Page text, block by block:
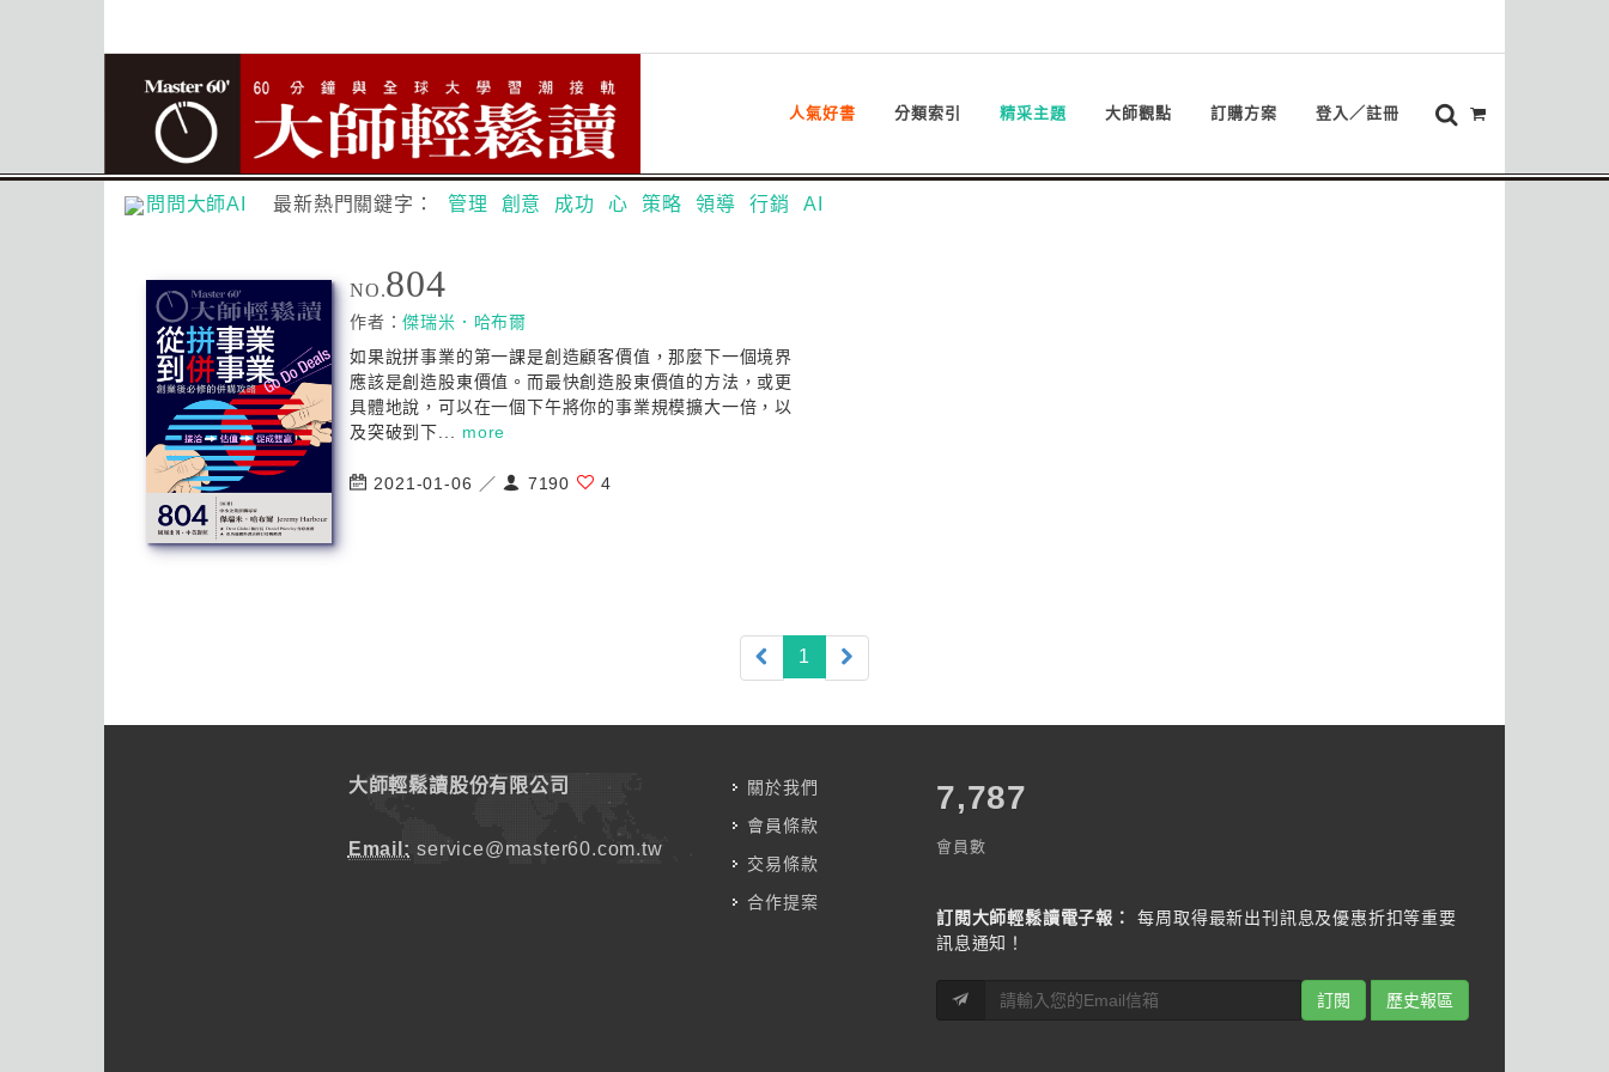
人氣好書 分類索引 精采主題 大師觀點 訂購方案 登入／註冊
問問大師AI 最新熱門關鍵字： 管理 創意 成功 心 策略 領導 行銷 AI
NO.804
作者：傑瑞米．哈布爾
如果說拼事業的第一課是創造顧客價值，那麼下一個境界
應該是創造股東價值。而最快創造股東價值的方法，或更
具體地說，可以在一個下午將你的事業規模擴大一倍，以
及突破到下... more
2021-01-06 ／ 7190 4
1 (current)
大師輕鬆讀股份有限公司
Email: service@master60.com.tw
關於我們
會員條款
交易條款
合作提案
7,787
會員數
訂閱大師輕鬆讀電子報：
每周取得最新出刊訊息及優惠折扣等重要
訊息通知！
訂閱 歷史報區